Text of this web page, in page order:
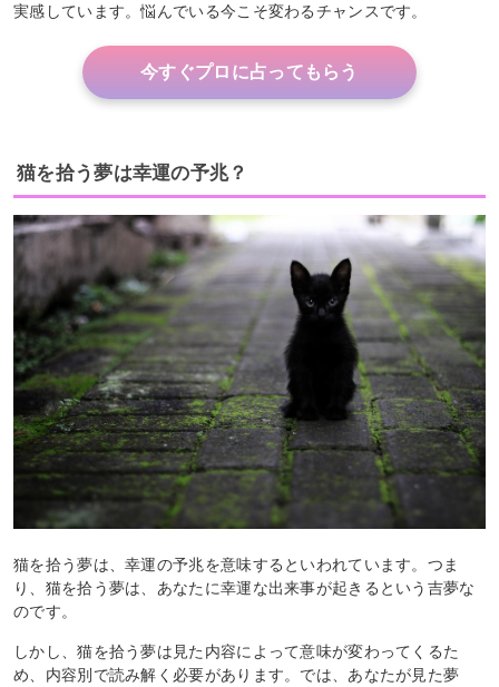
実感しています。悩んでいる今こそ変わるチャンスです。
今すぐプロに占ってもらう
猫を拾う夢は幸運の予兆？
猫を拾う夢は、幸運の予兆を意味するといわれています。つま
り、猫を拾う夢は、あなたに幸運な出来事が起きるという吉夢な
のです。
しかし、猫を拾う夢は見た内容によって意味が変わってくるた
め、内容別で読み解く必要があります。では、あなたが見た夢